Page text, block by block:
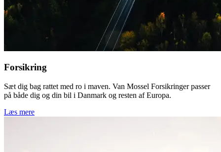
Forsikring
Sæt dig bag rattet med ro i maven. Van Mossel Forsikringer passer
på både dig og din bil i Danmark og resten af Europa.
Læs mere